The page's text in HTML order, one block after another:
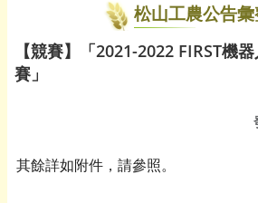
松山工農公告
【競賽】「2021-2022 FIRST機
賽」
其餘詳如附件，請參照。